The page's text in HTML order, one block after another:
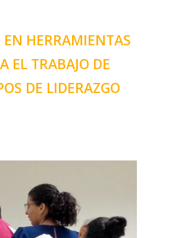
EN HERRAMIENTAS
EL TRABAJO DE
DE LIDERAZGO